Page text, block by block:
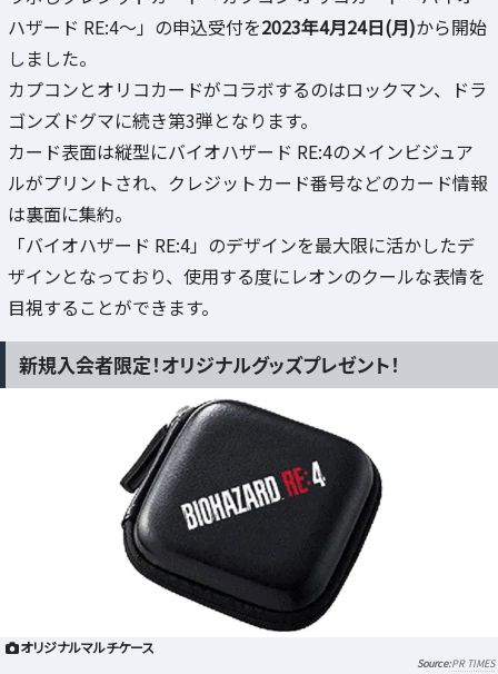
ハザード RE:4～」の申込受付を2023年4月24日(月)から開始
しました。
カプコンとオリコカードがコラボするのはロックマン、ドラ
ゴンズドグマに続き第3弾となります。
カード表面は縦型にバイオハザード RE:4のメインビジュア
ルがプリントされ、クレジットカード番号などのカード情報
は裏面に集約。
「バイオハザード RE:4」のデザインを最大限に活かしたデ
ザインとなっており、使用する度にレオンのクールな表情を
目視することができます。
新規入会者限定！オリジナルグッズプレゼント！
オリジナルマルチケース
PR TIMES